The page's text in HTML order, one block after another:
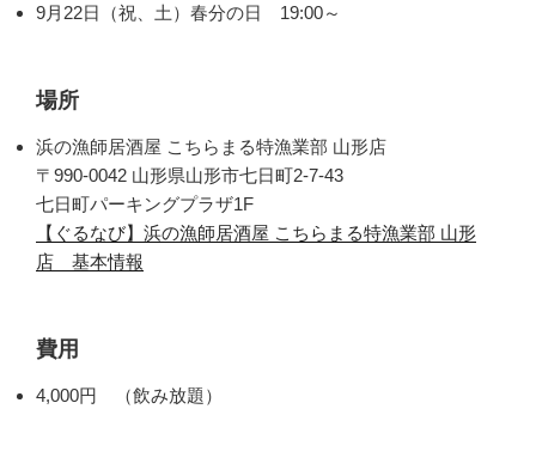
9月22日（祝、土）春分の日 19:00～
場所
浜の漁師居酒屋 こちらまる特漁業部 山形店
〒990-0042 山形県山形市七日町2-7-43
七日町パーキングプラザ1F
【ぐるなび】浜の漁師居酒屋 こちらまる特漁業部 山形
店 基本情報
費用
4,000円 （飲み放題）